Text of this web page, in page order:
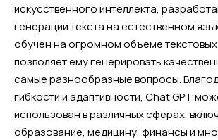
искусственного интеллекта,
генерации текста на естественном
обучен на огромном объеме
позволяет ему генерировать
самые разнообразные вопросы.
гибкости и адаптивности, Chat GPT
использован в различных сферах,
образование, медицину, финансы и